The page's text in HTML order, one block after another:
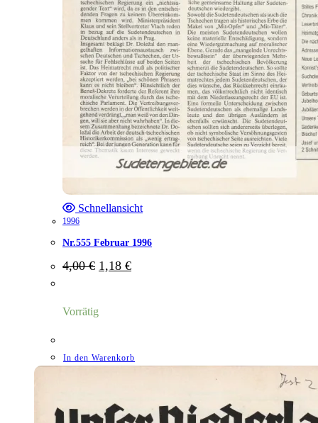
Schnellansicht
1996
Nr.555 Februar 1996
4,00€ Ursprünglicher
Preis
1,18 €Aktueller
Vorrätig
In den Warenkorb